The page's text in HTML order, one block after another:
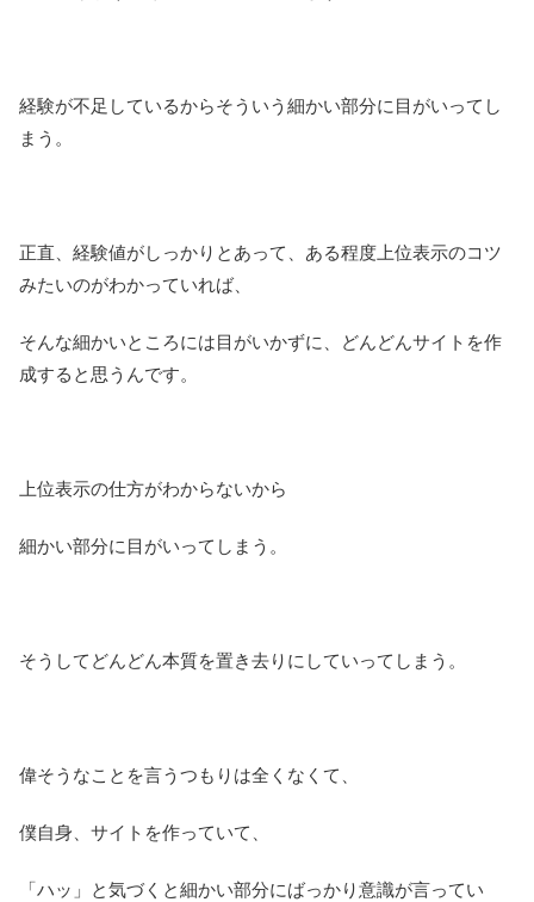
経験が不足しているからそういう細かい部分に目がいってし
まう。
正直、経験値がしっかりとあって、ある程度上位表示のコツ
みたいのがわかっていれば、
そんな細かいところには目がいかずに、どんどんサイトを作
成すると思うんです。
上位表示の仕方がわからないから
細かい部分に目がいってしまう。
そうしてどんどん本質を置き去りにしていってしまう。
偉そうなことを言うつもりは全くなくて、
僕自身、サイトを作っていて、
「ハッ」と気づくと細かい部分にばっかり意識が言ってい